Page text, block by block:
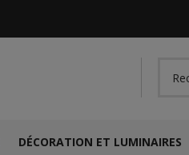
DÉCORATION ET LUMINAIRES